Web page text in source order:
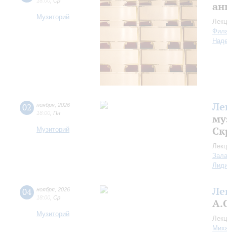
Музиторий
02 ноября 2026
18:00 Пн
Музиторий
04 ноября 2026
18:00 Ср
Музиторий